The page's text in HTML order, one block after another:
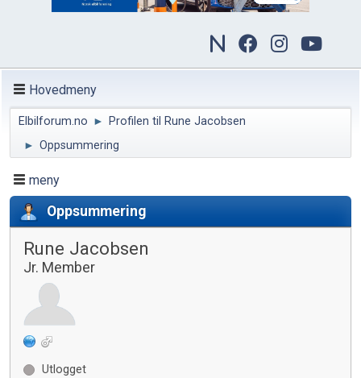
Hovedmeny
Elbilforum.no ►
Profilen til Rune Jacobsen
► Oppsummering
meny
Oppsummering
Rune Jacobsen
Jr. Member
Utlogget